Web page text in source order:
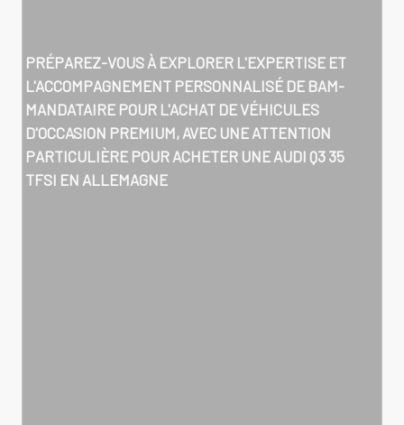
PRÉPAREZ-VOUS À EXPLORER L'EXPERTISE ET
L'ACCOMPAGNEMENT PERSONNALISÉ DE BAM-
MANDATAIRE POUR L'ACHAT DE VÉHICULES
D'OCCASION PREMIUM, AVEC UNE ATTENTION
PARTICULIÈRE POUR ACHETER UNE AUDI Q3 35
TFSI EN ALLEMAGNE